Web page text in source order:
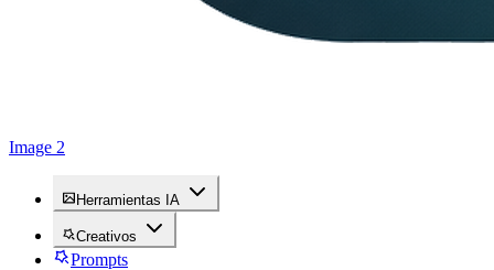
Image 2
Herramientas IA
Creativos
Prompts